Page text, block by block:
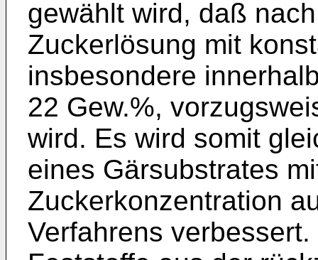
gewählt wird, daß
Zuckerlösung mit
insbesondere
22 Gew.%,
wird. Es wird somit
eines Gärsubstrates
Zuckerkonzentration
Verfahrens